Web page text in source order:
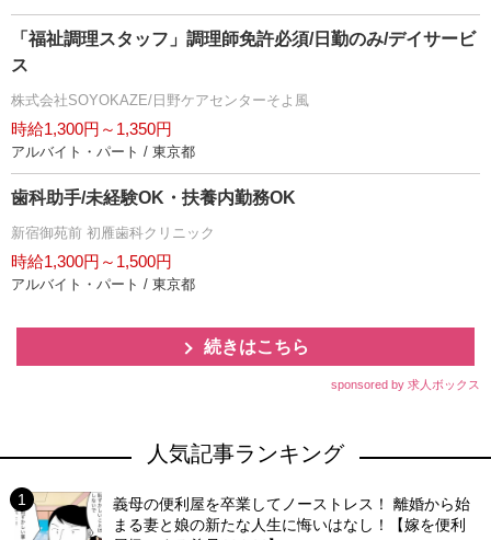
「福祉調理スタッフ」調理師免許必須/日勤のみ/デイサービ
ス
株式会社SOYOKAZE/日野ケアセンターそよ風
時給1,300円～1,350円
アルバイト・パート / 東京都
歯科助手/未経験OK・扶養内勤務OK
新宿御苑前 初雁歯科クリニック
時給1,300円～1,500円
アルバイト・パート / 東京都
続きはこちら
sponsored by 求人ボックス
人気記事ランキング
義母の便利屋を卒業してノーストレス！ 離婚から始
まる妻と娘の新たな人生に悔いはなし！【嫁を便利